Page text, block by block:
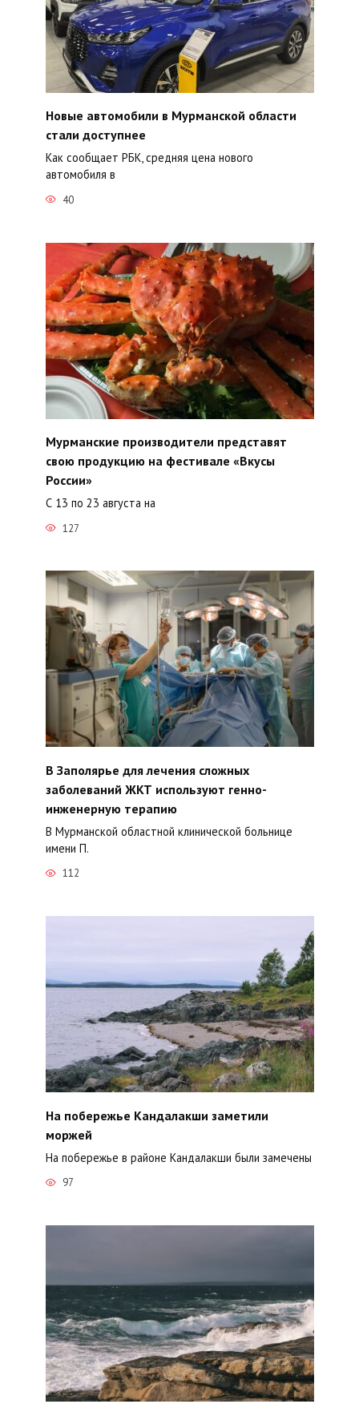
Новые автомобили в Мурманской области
стали доступнее
Как сообщает РБК, средняя цена нового
автомобиля в
40
Мурманские производители представят
свою продукцию на фестивале «Вкусы
России»
С 13 по 23 августа на
127
В Заполярье для лечения сложных
заболеваний ЖКТ используют генно-
инженерную терапию
В Мурманской областной клинической больнице
имени П.
112
На побережье Кандалакши заметили
моржей
На побережье в районе Кандалакши были замечены
97